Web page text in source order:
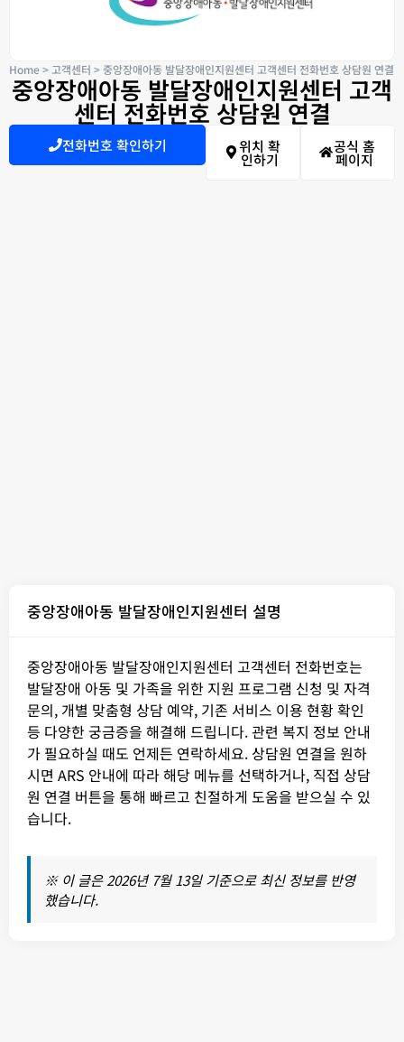
Home>고객센터 >중앙장애아동 발달장애인지원센터 고객센터 전화번호 상담원 연결
중앙장애아동 발달장애인지원센터 고객
센터 전화번호 상담원 연결
전화번호 확인하기 위치 확
인하기
공식 홈
페이지
중앙장애아동 발달장애인지원센터 설명
중앙장애아동 발달장애인지원센터 고객센터 전화번호는
발달장애 아동 및 가족을 위한 지원 프로그램 신청 및 자격
문의, 개별 맞춤형 상담 예약, 기존 서비스 이용 현황 확인
등 다양한 궁금증을 해결해 드립니다. 관련 복지 정보 안내
가 필요하실 때도 언제든 연락하세요. 상담원 연결을 원하
시면 ARS 안내에 따라 해당 메뉴를 선택하거나, 직접 상담
원 연결 버튼을 통해 빠르고 친절하게 도움을 받으실 수 있
습니다.
※ 이 글은 2026년 7월 13일 기준으로 최신 정보를 반영
했습니다.